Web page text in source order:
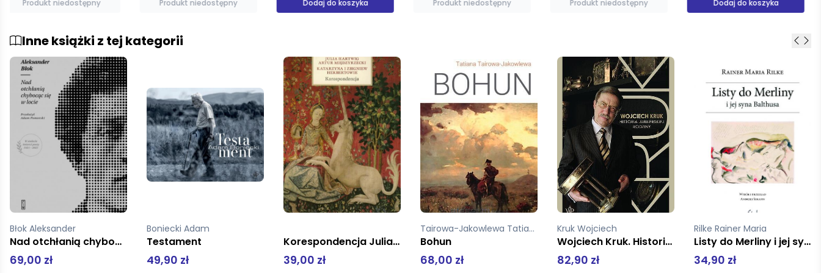
Produkt niedostępny Dodaj do koszyka Produkt niedostępny Produkt niedostępny Dodaj do koszyka Produkt niedostępny
Inne książki z tej kategorii
Boniecki Adam
Testament
49,90 zł 39,00 zł
Bohun
68,00 zł
Kruk Wojciech
82,90 zł
Rilke Rainer Maria
Listy do Merliny i jej syna Balthusa
34,90 zł
Praca zbiorowa
Wspomnienia cesarsko-królewskiej guwernantki
69,90 zł